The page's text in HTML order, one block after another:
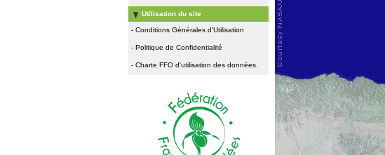
Utilisation du site
- Conditions Générales d'Utilisation
- Politique de Confidentialité
- Charte FFO d'utilisation des données.